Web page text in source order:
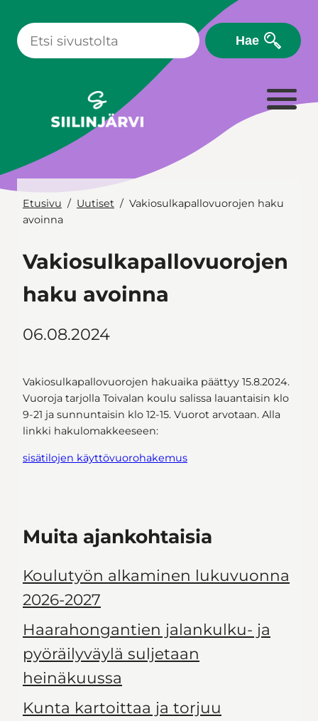
sisältöön
Hae
Etusivu Uutiset
Vakiosulkapallovuorojen haku
avoinna
Vakiosulkapallovuorojen
haku avoinna
06.08.2024
Vakiosulkapallovuorojen hakuaika päättyy 15.8.2024.
Vuoroja tarjolla Toivalan koulu salissa lauantaisin klo
9-21 ja sunnuntaisin klo 12-15. Vuorot arvotaan. Alla
linkki hakulomakkeeseen:
sisätilojen käyttövuorohakemus
Muita ajankohtaisia
Koulutyön alkaminen lukuvuonna
2026-2027
Haarahongantien jalankulku- ja
pyöräilyväylä suljetaan
heinäkuussa
Kunta kartoittaa ja torjuu